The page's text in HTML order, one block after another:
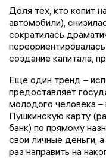
Доля тех, кто копит
автомобили),
сократилась
создание капитала,
Еще один тренд –
предоставляет
молодого человека –
Пушкинскую карту
банк) по прямому
свои личные деньги,
раз направить на